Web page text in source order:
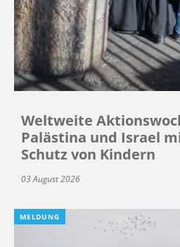
Weltweite
Palästina und Israel
Schutz von Kindern
03 August 2026
MELDUNG